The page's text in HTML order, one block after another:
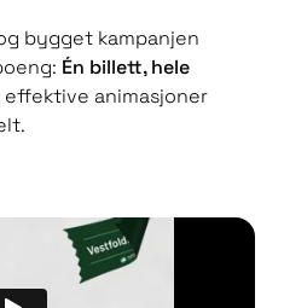
bygget kampanjen
Én billett, hele
effektive animasjoner